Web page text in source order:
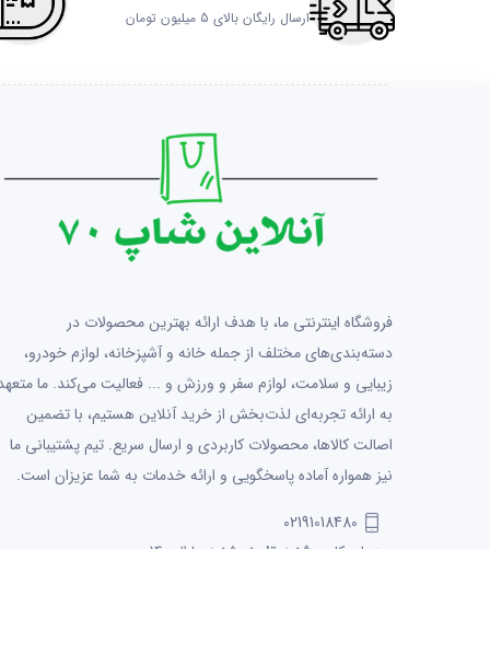
ارسال رایگان بالای 5 میلیون تومان
فروشگاه اینترنتی ما، با هدف ارائه بهترین محصولات در
دسته‌بندی‌های مختلف از جمله خانه و آشپزخانه، لوازم خودرو،
زیبایی و سلامت، لوازم سفر و ورزش و ... فعالیت می‌کند. ما
به ارائه تجربه‌ای لذت‌بخش از خرید آنلاین هستیم، با تضمین
اصالت کالاها، محصولات کاربردی و ارسال سریع. تیم پشتیبانی ما
نیز همواره آماده پاسخگویی و ارائه خدمات به شما عزیزان است.
02191018480
روزهای کاری شنبه تا پنجشنبه